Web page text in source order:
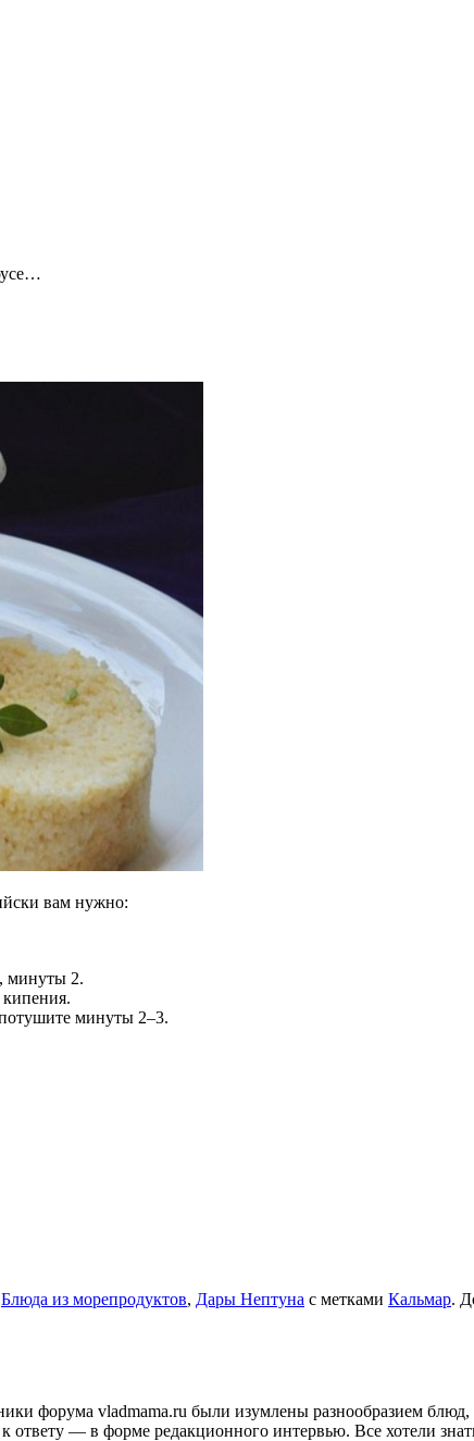
вам нужно:
минуты 2.
кипения.
минуты 2–3.
Блюда из морепродуктов, Дары Нептуна с метками Кальмар.
форума vladmama.ru были изумлены разнообразием
— в форме редакционного интервью. Все хотели